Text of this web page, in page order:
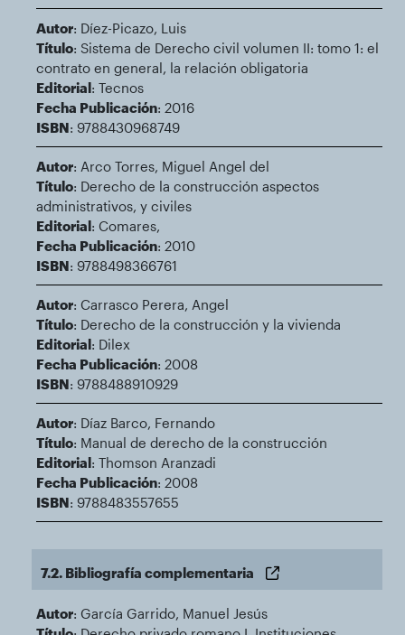
Autor: Díez-Picazo, Luis
Título: Sistema de Derecho civil volumen II: tomo 1: el
contrato en general, la relación obligatoria
Editorial: Tecnos
Fecha Publicación: 2016
ISBN: 9788430968749
Autor: Arco Torres, Miguel Angel del
Título: Derecho de la construcción aspectos
administrativos, y civiles
Editorial: Comares,
Fecha Publicación: 2010
ISBN: 9788498366761
Autor: Carrasco Perera, Angel
Título: Derecho de la construcción y la vivienda
Editorial: Dilex
Fecha Publicación: 2008
ISBN: 9788488910929
Autor: Díaz Barco, Fernando
Título: Manual de derecho de la construcción
Editorial: Thomson Aranzadi
Fecha Publicación: 2008
ISBN: 9788483557655
7.2. Bibliografía complementaria
Autor: García Garrido, Manuel Jesús